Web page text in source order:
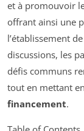
et à promouvoir
offrant ainsi une
l’établissement
discussions, les
défis communs
tout en mettant
financement.